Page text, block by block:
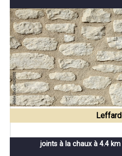
Leffard
joints à la chaux à 4.4